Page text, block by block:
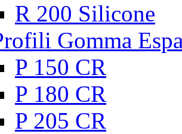
R 200 Silicone
Gomma
P 150 CR
P 180 CR
P 205 CR